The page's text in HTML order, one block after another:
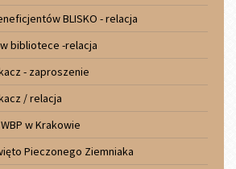
BLISKO - relacja
bibliotece -relacja
- zaproszenie
/ relacja
w Krakowie
Pieczonego Ziemniaka